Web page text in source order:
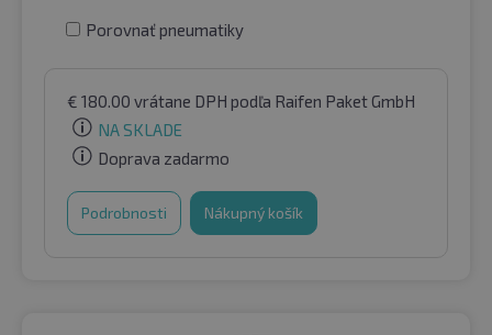
Porovnať pneumatiky
€ 180.00 vrátane DPH podľa Raifen Paket GmbH
NA SKLADE
Doprava zadarmo
Podrobnosti Nákupný košík